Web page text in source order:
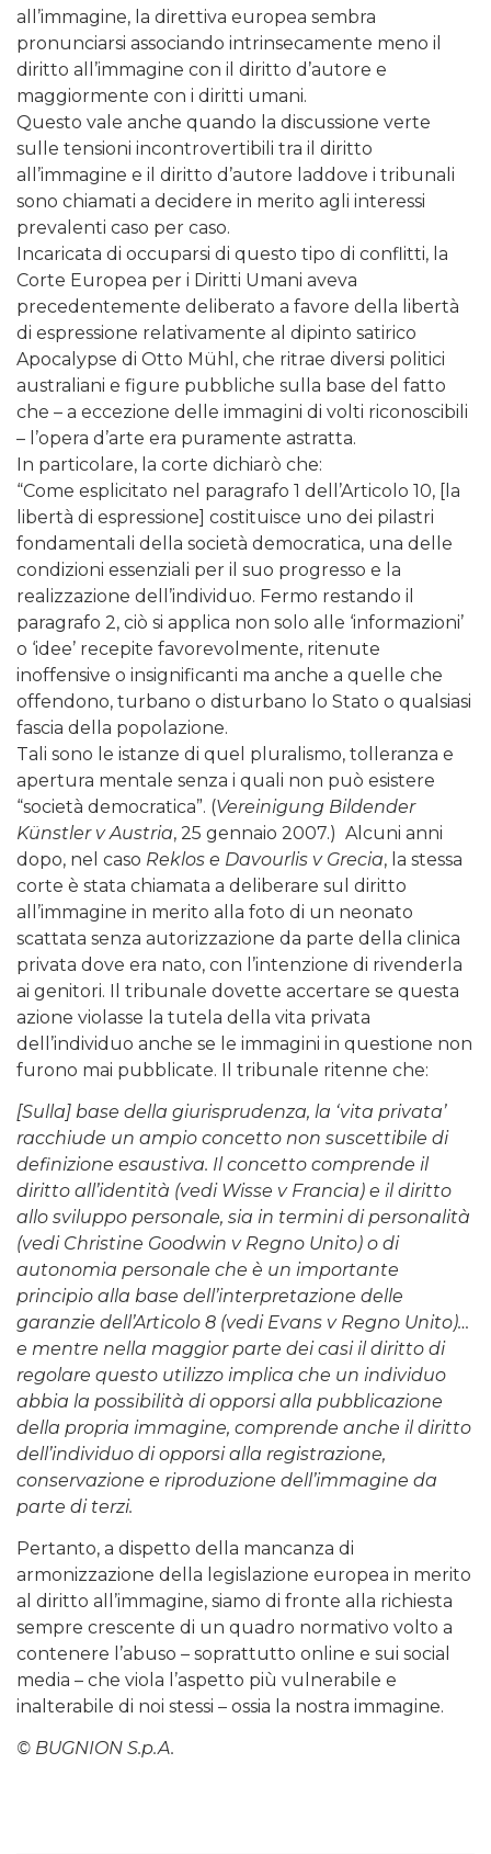
all’immagine, la direttiva europea sembra
pronunciarsi associando intrinsecamente meno il
diritto all’immagine con il diritto d’autore e
maggiormente con i diritti umani.
Questo vale anche quando la discussione verte
sulle tensioni incontrovertibili tra il diritto
all’immagine e il diritto d’autore laddove i tribunali
sono chiamati a decidere in merito agli interessi
prevalenti caso per caso.
Incaricata di occuparsi di questo tipo di conflitti, la
Corte Europea per i Diritti Umani aveva
precedentemente deliberato a favore della libertà
di espressione relativamente al dipinto satirico
Apocalypse di Otto Mühl, che ritrae diversi politici
australiani e figure pubbliche sulla base del fatto
che – a eccezione delle immagini di volti riconoscibili
– l’opera d’arte era puramente astratta.
In particolare, la corte dichiarò che:
“Come esplicitato nel paragrafo 1 dell’Articolo 10, [la
libertà di espressione] costituisce uno dei pilastri
fondamentali della società democratica, una delle
condizioni essenziali per il suo progresso e la
realizzazione dell’individuo. Fermo restando il
paragrafo 2, ciò si applica non solo alle ‘informazioni’
o ‘idee’ recepite favorevolmente, ritenute
inoffensive o insignificanti ma anche a quelle che
offendono, turbano o disturbano lo Stato o qualsiasi
fascia della popolazione.
Tali sono le istanze di quel pluralismo, tolleranza e
apertura mentale senza i quali non può esistere
“società democratica”. (Vereinigung Bildender
Künstler v Austria, 25 gennaio 2007.) Alcuni anni
dopo, nel caso Reklos e Davourlis v Grecia, la stessa
corte è stata chiamata a deliberare sul diritto
all’immagine in merito alla foto di un neonato
scattata senza autorizzazione da parte della clinica
privata dove era nato, con l’intenzione di rivenderla
ai genitori. Il tribunale dovette accertare se questa
azione violasse la tutela della vita privata
dell’individuo anche se le immagini in questione non
furono mai pubblicate. Il tribunale ritenne che:
[Sulla] base della giurisprudenza, la ‘vita privata’
racchiude un ampio concetto non suscettibile di
definizione esaustiva. Il concetto comprende il
diritto all’identità (vedi Wisse v Francia) e il diritto
allo sviluppo personale, sia in termini di personalità
(vedi Christine Goodwin v Regno Unito) o di
autonomia personale che è un importante
principio alla base dell’interpretazione delle
garanzie dell’Articolo 8 (vedi Evans v Regno Unito)…
e mentre nella maggior parte dei casi il diritto di
regolare questo utilizzo implica che un individuo
abbia la possibilità di opporsi alla pubblicazione
della propria immagine, comprende anche il diritto
dell’individuo di opporsi alla registrazione,
conservazione e riproduzione dell’immagine da
parte di terzi.
Pertanto, a dispetto della mancanza di
armonizzazione della legislazione europea in merito
al diritto all’immagine, siamo di fronte alla richiesta
sempre crescente di un quadro normativo volto a
contenere l’abuso – soprattutto online e sui social
media – che viola l’aspetto più vulnerabile e
inalterabile di noi stessi – ossia la nostra immagine.
© BUGNION S.p.A.